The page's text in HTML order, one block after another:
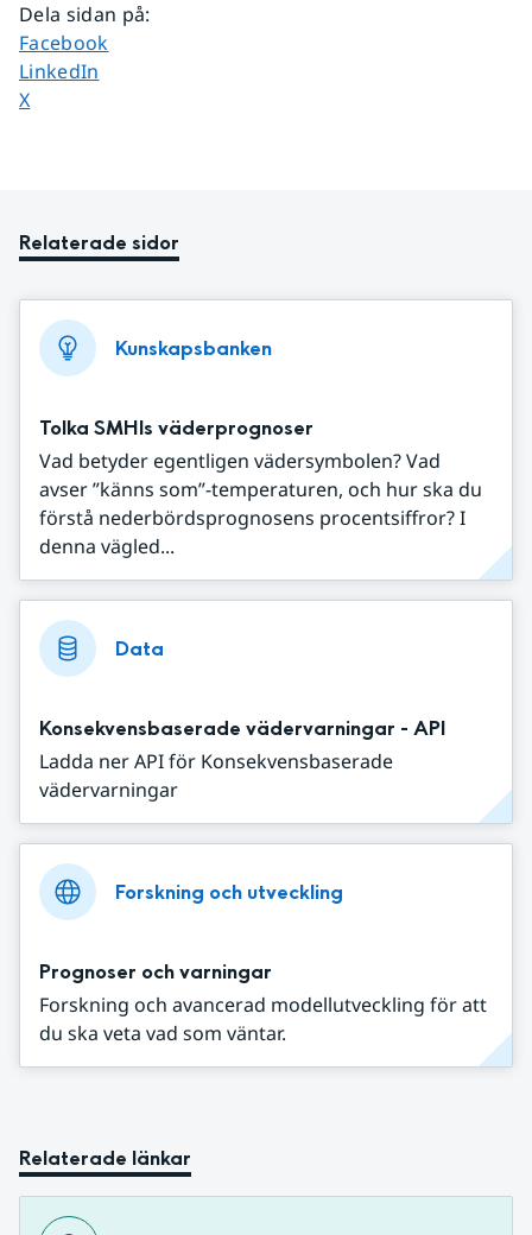
Dela sidan på:
Dela sidan på
Facebook
Dela sidan på
LinkedIn
Dela sidan på
X
Relaterade sidor
Kunskapsbanken
Tolka SMHIs väderprognoser
Vad betyder egentligen vädersymbolen? Vad
avser ”känns som”-temperaturen, och hur ska du
förstå nederbördsprognosens procentsiffror? I
denna vägled...
Data
Konsekvensbaserade vädervarningar - API
Ladda ner API för Konsekvensbaserade
vädervarningar
Forskning och utveckling
Prognoser och varningar
Forskning och avancerad modellutveckling för att
du ska veta vad som väntar.
Relaterade länkar